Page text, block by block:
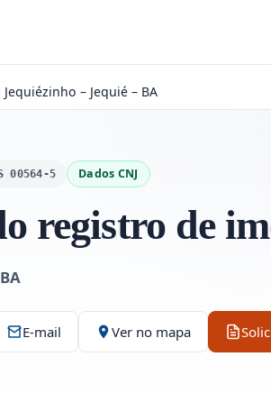
– Jequié – BA
00564-5 Dados CNJ
registro de
BA
E-mail Ver no mapa